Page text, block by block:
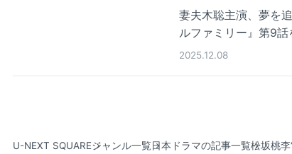
妻夫木聡主演、夢を
ルファミリー』第9話
2025.12.08
U-NEXT SQUAREジャンル一覧日本ドラマの記事一覧松坂桃